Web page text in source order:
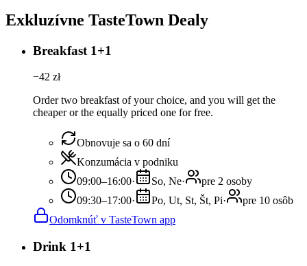
Exkluzívne TasteTown Dealy
Breakfast 1+1
−42 zł
Order two breakfast of your choice, and you will get the
cheaper or the equally priced one for free.
Obnovuje sa o 60 dní
Konzumácia v podniku
09:00–16:00· So, Ne·
pre 2 osoby
09:30–17:00· Po, Ut, St, Št, Pi·
pre 10 osôb
Odomknúť v TasteTown app
Drink 1+1